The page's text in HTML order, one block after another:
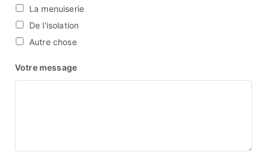
La menuiserie
De l'isolation
Autre chose
Votre message